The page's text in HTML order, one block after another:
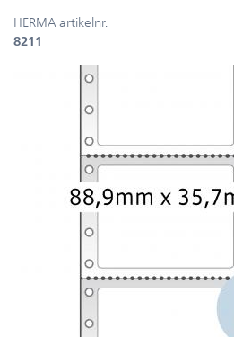
HERMA artikelnr.
8211